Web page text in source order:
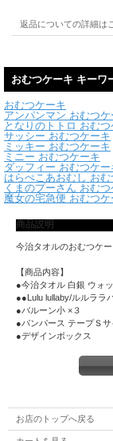
返品についての詳細は
おむつケーキ キー
おむつケーキ
アンパンマン おむつケ
となりのトトロ おむつ
サッシー おむつケーキ
ミッキー おむつケーキ
ミニー おむつケーキ
ダッフィー おむつケー
はらぺこあおむし おむ
くまのプーさん おむつ
魔女の宅急便 おむつケ
商品説明
今治タオルのおむつケー
【商品内容】
●今治タオル 白銀 ウォ
●●Lulu lullaby/ルルララ
●バルーン小 ×３
●パンパース テープＳ
●デザインボックス
●ギフトラッピング
お祝い先への直送も対
してお送りいたします。
お店のトップへ戻る